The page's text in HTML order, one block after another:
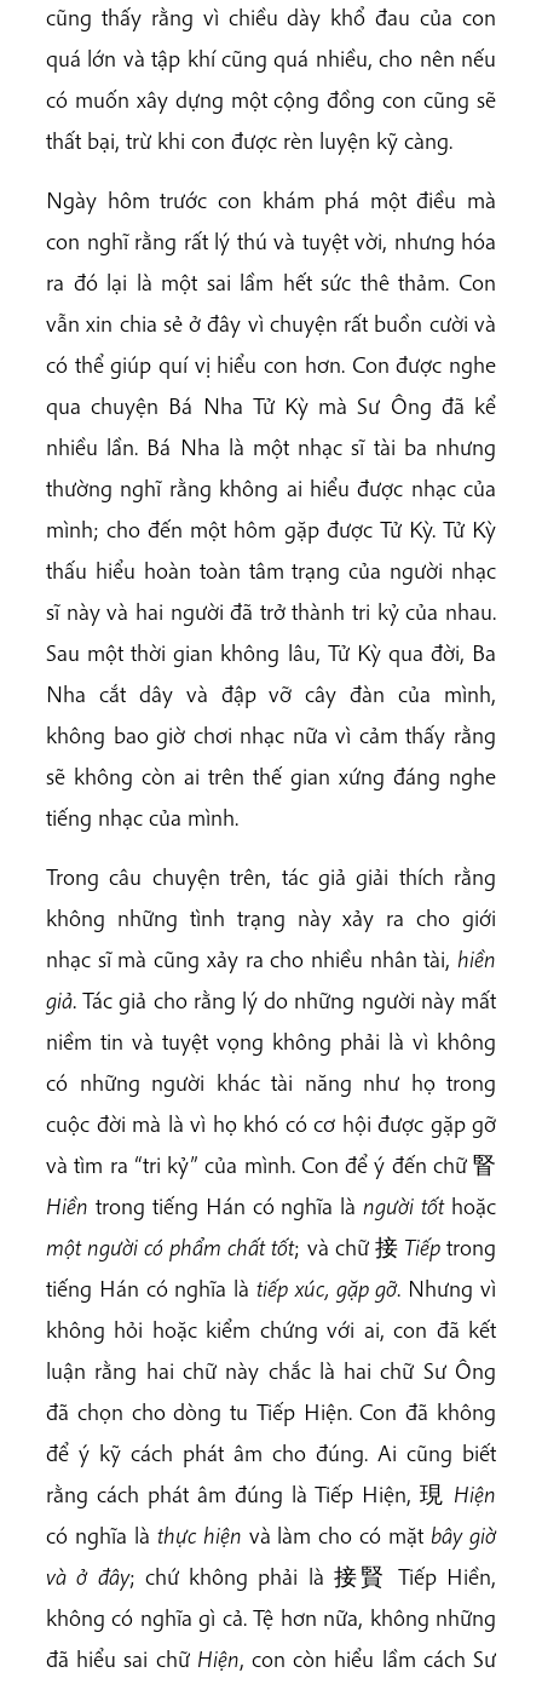
cũng thấy rằng vì chiều dày khổ đau của con
quá lớn và tập khí cũng quá nhiều, cho nên nếu
có muốn xây dựng một cộng đồng con cũng sẽ
thất bại, trừ khi con được rèn luyện kỹ càng.
Ngày hôm trước con khám phá một điều mà
con nghĩ rằng rất lý thú và tuyệt vời, nhưng hóa
ra đó lại là một sai lầm hết sức thê thảm. Con
vẫn xin chia sẻ ở đây vì chuyện rất buồn cười và
có thể giúp quí vị hiểu con hơn. Con được nghe
qua chuyện Bá Nha Tử Kỳ mà Sư Ông đã kể
nhiều lần. Bá Nha là một nhạc sĩ tài ba nhưng
thường nghĩ rằng không ai hiểu được nhạc của
mình; cho đến một hôm gặp được Tử Kỳ. Tử Kỳ
thấu hiểu hoàn toàn tâm trạng của người nhạc
sĩ này và hai người đã trở thành tri kỷ của nhau.
Sau một thời gian không lâu, Tử Kỳ qua đời, Ba
Nha cắt dây và đập vỡ cây đàn của mình,
không bao giờ chơi nhạc nữa vì cảm thấy rằng
sẽ không còn ai trên thế gian xứng đáng nghe
tiếng nhạc của mình.
Trong câu chuyện trên, tác giả giải thích rằng
không những tình trạng này xảy ra cho giới
nhạc sĩ mà cũng xảy ra cho nhiều nhân tài, hiền
giả. Tác giả cho rằng lý do những người này mất
niềm tin và tuyệt vọng không phải là vì không
có những người khác tài năng như họ trong
cuộc đời mà là vì họ khó có cơ hội được gặp gỡ
và tìm ra “tri kỷ” của mình. Con để ý đến chữ 䁂
Hiền trong tiếng Hán có nghĩa làngười tốthoặc
một người có phẩm chất tốt; và chữ 接 Tiếptrong
tiếng Hán có nghĩa là tiếp xúc, gặp gỡ. Nhưng vì
không hỏi hoặc kiểm chứng với ai, con đã kết
luận rằng hai chữ này chắc là hai chữ Sư Ông
đã chọn cho dòng tu Tiếp Hiện. Con đã không
để ý kỹ cách phát âm cho đúng. Ai cũng biết
rằng cách phát âm đúng là Tiếp Hiện, 現 Hiện
có nghĩa là thực hiện và làm cho có mặt bây giờ
và ở đây; chứ không phải là 接賢 Tiếp Hiền,
không có nghĩa gì cả. Tệ hơn nữa, không những
đã hiểu sai chữ Hiện, con còn hiểu lầm cách Sư